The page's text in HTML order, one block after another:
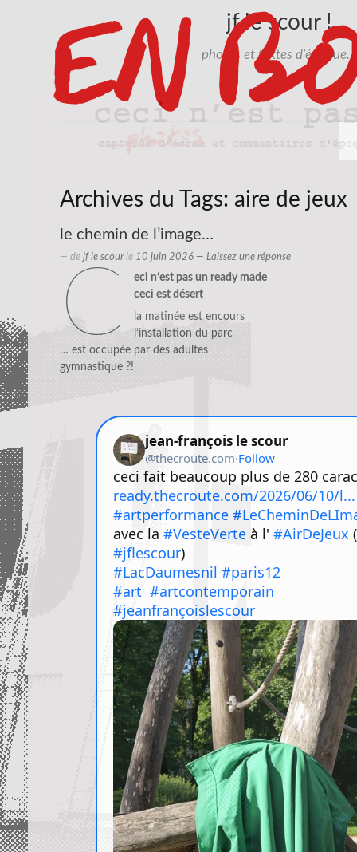
jf le scour !
photos et textes d'époque…
Archives du Tags: aire de jeux
le chemin de l’image…
— de jf le scourle 10 juin 2026 — Laissez une réponse
c
eci n’est pas un ready made
ceci est désert
la matinée est encours
l’installation du parc
… est occupée par des adultes
gymnastique ?!